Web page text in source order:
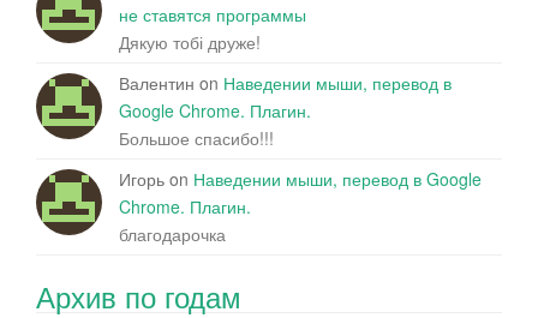
не ставятся программы
Дякую тобі друже!
Валентин on Наведении мыши, перевод в
Google Chrome. Плагин.
Большое спасибо!!!
Игорь on Наведении мыши, перевод в Google
Chrome. Плагин.
благодарочка
Архив по годам